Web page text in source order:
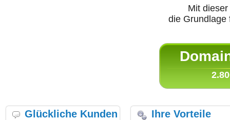
Mit
die
Glückliche Kunden Ihre Vorteile